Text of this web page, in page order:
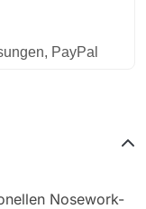
PayPal
Nosework-